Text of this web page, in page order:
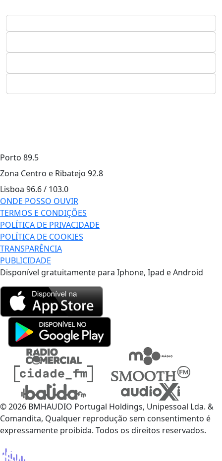
Porto 89.5
Zona Centro e Ribatejo 92.8
Lisboa 96.6 / 103.0
ONDE POSSO OUVIR
TERMOS E CONDIÇÕES
POLÍTICA DE PRIVACIDADE
POLÍTICA DE COOKIES
TRANSPARÊNCIA
PUBLICIDADE
Disponível gratuitamente para Iphone, Ipad e Android
© 2026 BMHAUDIO Portugal Holdings, Unipessoal Lda. &
Comandita, Qualquer reprodução sem consentimento é
expressamente proibida. Todos os direitos reservados.